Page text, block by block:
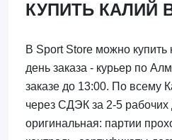
КУПИТЬ КАЛИЙ
В Sport Store можно купить
день заказа - курьер по
заказе до 13:00. По всему
через СДЭК за 2-5 рабочих
оригинальная: партии